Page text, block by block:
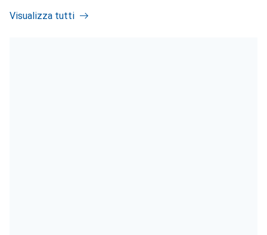
Visualizza tutti